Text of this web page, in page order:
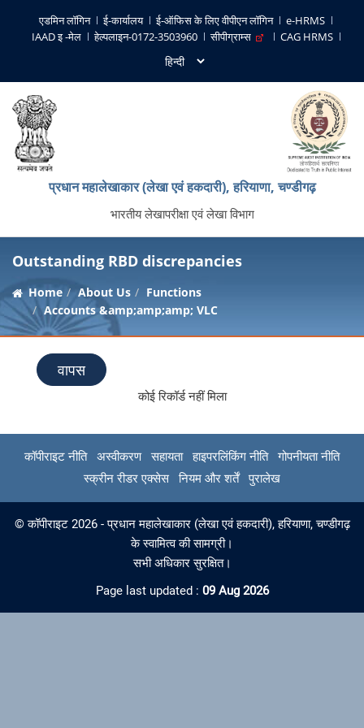
एडमिन लॉगिन ई-कार्यालय ई-ऑफिस के लिए वीपीएन लॉगिन
e-HRMS
IAAD इ -मेल
हेल्पलाइन-0172-3503960 सीपीग्राम्स CAG HRMS
प्रधान महालेखाकार (लेखा एवं हकदारी), हरियाणा, चण्‍डीगढ़
भारतीय लेखापरीक्षा एवं लेखा विभाग
Outstanding RBD discrepancies
Home About Us
Functions
Accounts &amp;amp;amp; VLC
वापस
कोई रिकॉर्ड नहीं मिला
कॉपीराइट नीति अस्वीकरण सहायता हाइपरलिंकिंग नीति
गोपनीयता नीति
स्क्रीन रीडर एक्सेस
नियम और शर्तें पुरालेख
© कॉपीराइट 2026 - प्रधान महालेखाकार (लेखा एवं हकदारी), हरियाणा, चण्‍डीगढ़
के स्वामित्व की सामग्री।
सभी अधिकार सुरक्षित।
Page last updated : 09 Aug 2026